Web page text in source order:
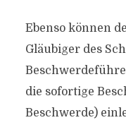
Ebenso können
Gläubiger des
die sofortige
Beschwerde)